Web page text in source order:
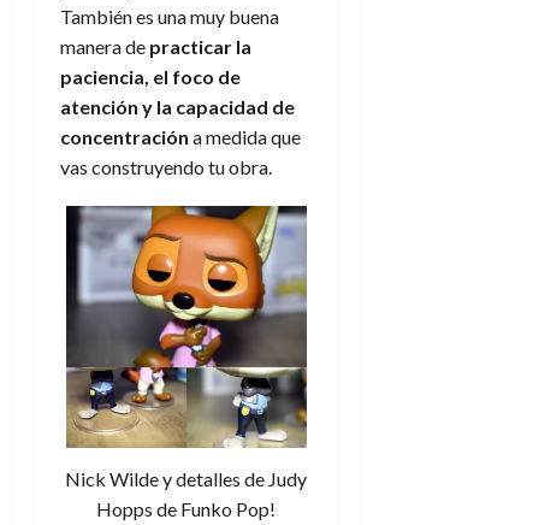
También es una muy buena
manera de practicar la
paciencia, el foco de
atención y la capacidad de
concentración a medida que
vas construyendo tu obra.
Nick Wilde y detalles de Judy
Hopps de Funko Pop!